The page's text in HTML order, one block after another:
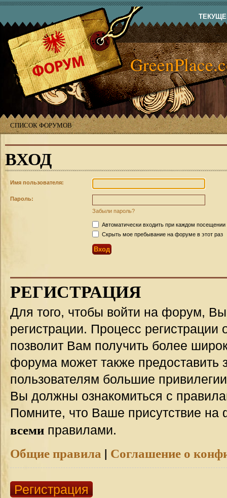
СПИСОК ФОРУМОВ
ВХОД
Имя пользователя:
Пароль:
Забыли пароль?
Автоматически входить при каждом посещении
Скрыть мое пребывание на форуме в этот раз
РЕГИСТРАЦИЯ
Для того, чтобы войти на форум,
регистрации. Процесс регистрации
позволит Вам получить более
форума может также предоставить
пользователям большие
Вы должны ознакомиться с
Помните, что Ваше присутствие на
всеми правилами.
Общие правила | Соглашение о
Регистрация